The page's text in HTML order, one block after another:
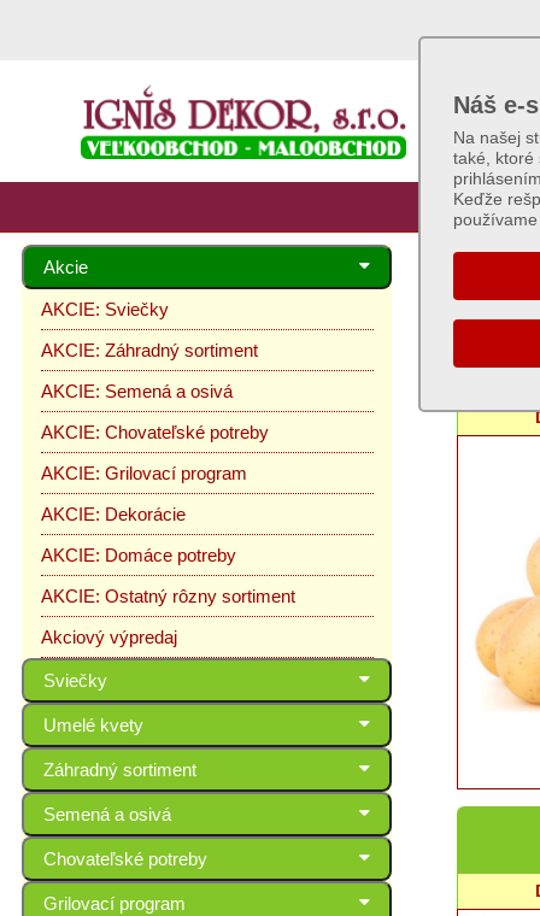
Náš e-
Na našej
také, ktoré
Keďže
Akcie
AKCIE: Sviečky
AKCIE: Záhradný sortiment
AKCIE: Semená a osivá
AKCIE: Chovateľské potreby
AKCIE: Grilovací program
AKCIE: Dekorácie
AKCIE: Domáce potreby
AKCIE: Ostatný rôzny sortiment
Akciový výpredaj
Sviečky
Umelé kvety
Záhradný sortiment
Semená a osivá
Chovateľské potreby
Grilovací program